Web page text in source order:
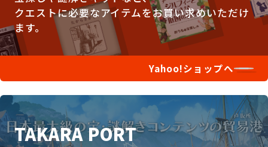
クエストに必要なアイテムをお買い求めいただけ
ます。
Yahoo!ショップへ
TAKARA PORT